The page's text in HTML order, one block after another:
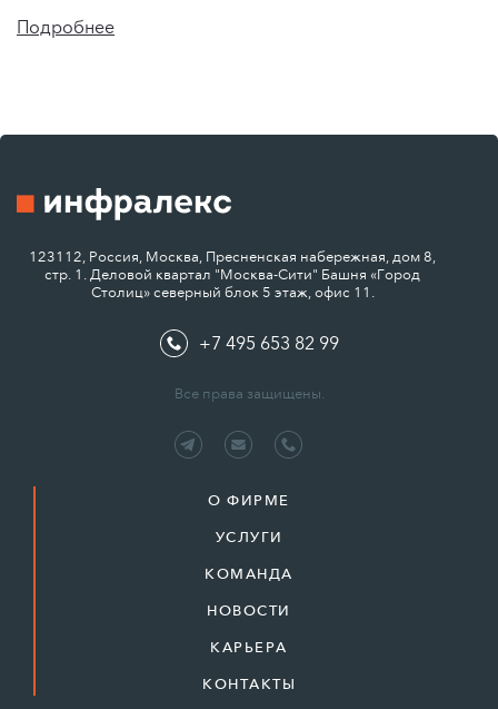
Подробнее
123112, Россия, Москва, Пресненская набережная, дом 8,
стр. 1. Деловой квартал "Москва-Сити" Башня «Город
Столиц» северный блок 5 этаж, офис 11.
+7 495 653 82 99
Все права защищены.
О ФИРМЕ
УСЛУГИ
КОМАНДА
НОВОСТИ
КАРЬЕРА
КОНТАКТЫ